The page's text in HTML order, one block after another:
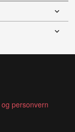
personvern